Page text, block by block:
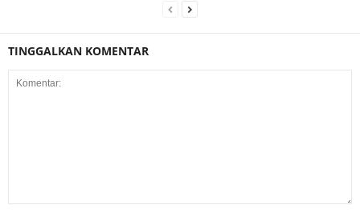
TINGGALKAN KOMENTAR